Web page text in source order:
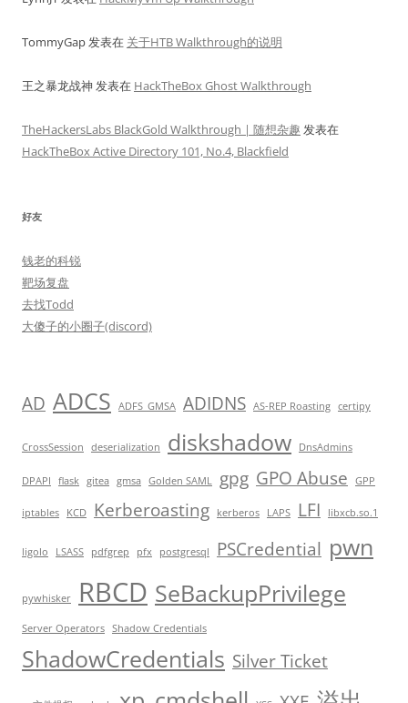
TommyGap发表在 关于HTB Walkthrough的说明
王之暴龙战神 发表在 HackTheBox Ghost Walkthrough
TheHackersLabs BlackGold Walkthrough | 随想杂趣 发表在
HackTheBox Active Directory 101, No.4, Blackfield
好友
钱老的科锐
靶场复盘
去找Todd
大傻子的小圈子(discord)
AD ADCS ADFS_GMSA ADIDNS AS-REP Roasting certipy
CrossSession deserialization diskshadow DnsAdmins
DPAPI flask gitea gmsa Golden SAML gpg GPO Abuse GPP
iptables KCD Kerberoasting kerberos LAPS LFI libxcb.so.1
ligolo LSASS pdfgrep pfx postgresql PSCredential pwn
pywhisker RBCD SeBackupPrivilege
Server Operators Shadow Credentials
ShadowCredentials Silver Ticket